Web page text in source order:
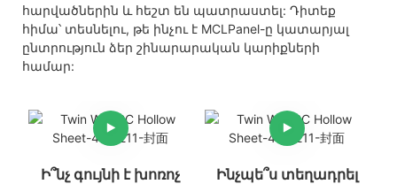
հարվածներին և հեշտ են պատրաստել: Դիտեք
հիմա՝ տեսնելու, թե ինչու է MCLPanel-ը կատարյալ
ընտրություն ձեր շինարարական կարիքների
համար:
Ի՞նչ գույնի է խոռոչ
Ինչպե՞ս տեղադրել